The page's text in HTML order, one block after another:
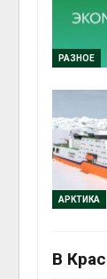
РАЗНОЕ
АРКТИКА
В